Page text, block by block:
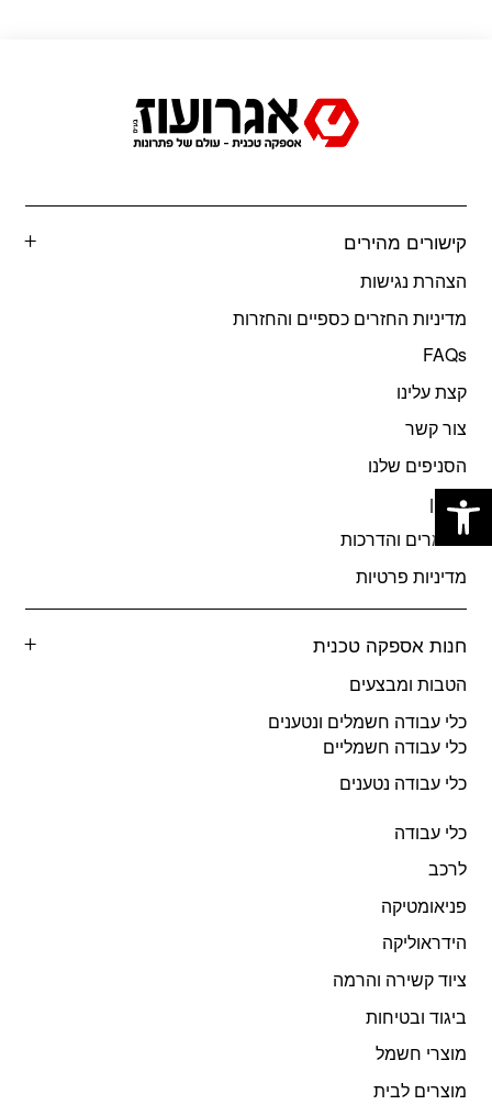
קישורים מהירים
הצהרת נגישות
מדיניות החזרים כספיים והחזרות
FAQs
קצת עלינו
צור קשר
הסניפים שלנו
תקנון
מאמרים והדרכות
מדיניות פרטיות
חנות אספקה טכנית
הטבות ומבצעים
כלי עבודה חשמלים ונטענים
כלי עבודה חשמליים
כלי עבודה נטענים
כלי עבודה
לרכב
פניאומטיקה
הידראוליקה
ציוד קשירה והרמה
ביגוד ובטיחות
מוצרי חשמל
מוצרים לבית
פתח סרגל נגישות